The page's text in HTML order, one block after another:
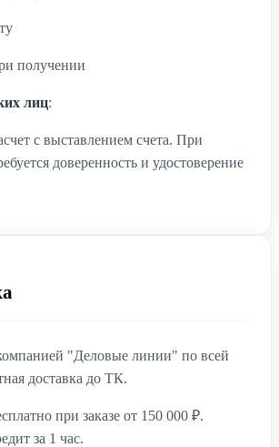
получении
лиц:
с выставлением счета. При
доверенность и удостоверение
"Деловые линии" по всей
доставка до ТК.
при заказе от 150 000 ₽.
за 1 час.